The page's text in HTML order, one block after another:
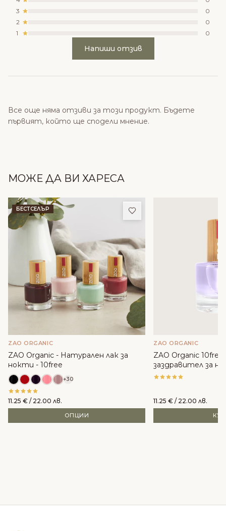
3
0
2
0
1
0
Напиши отзив
Все още няма отзиви за този продукт. Бъдете
първият, който ще сподели мнение.
МОЖЕ ДА ВИ ХАРЕСА
БЕСТСЕЛЪР Добави в любими
ZAO ORGANIC
ZAO Organic - Натурален лак за
нокти - 10free
+30
11.25 € / 22.00 лв.
ОПЦИИ
ZAO ORGANIC
ZAO Organic 10free
заздравител за
11.25 € / 22.00 лв.